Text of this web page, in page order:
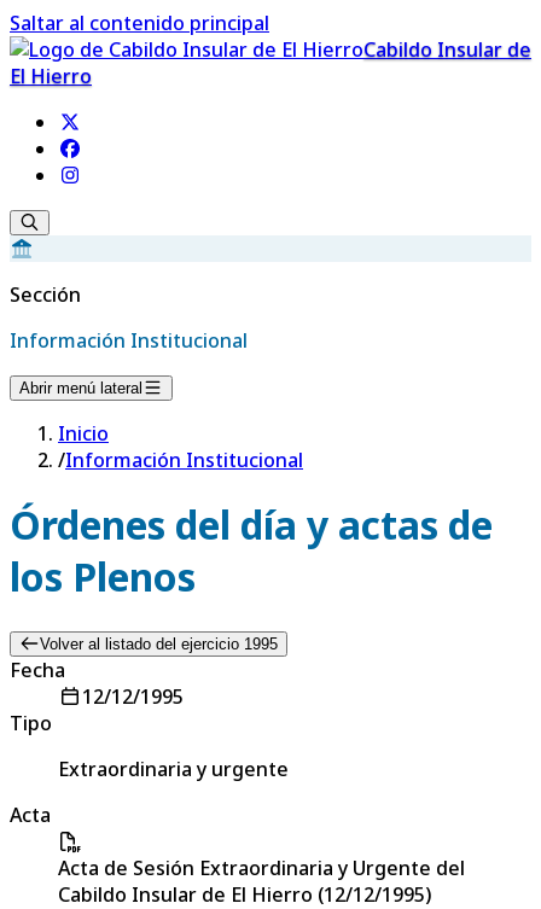
Saltar al contenido principal
Cabildo Insular de
El Hierro
Sección
Información Institucional
Abrir menú lateral
Inicio
/Información Institucional
Órdenes del día y actas de
los Plenos
Volver al listado del ejercicio 1995
Fecha
12/12/1995
Tipo
Extraordinaria y urgente
Acta
Acta de Sesión Extraordinaria y Urgente del
Cabildo Insular de El Hierro (12/12/1995)